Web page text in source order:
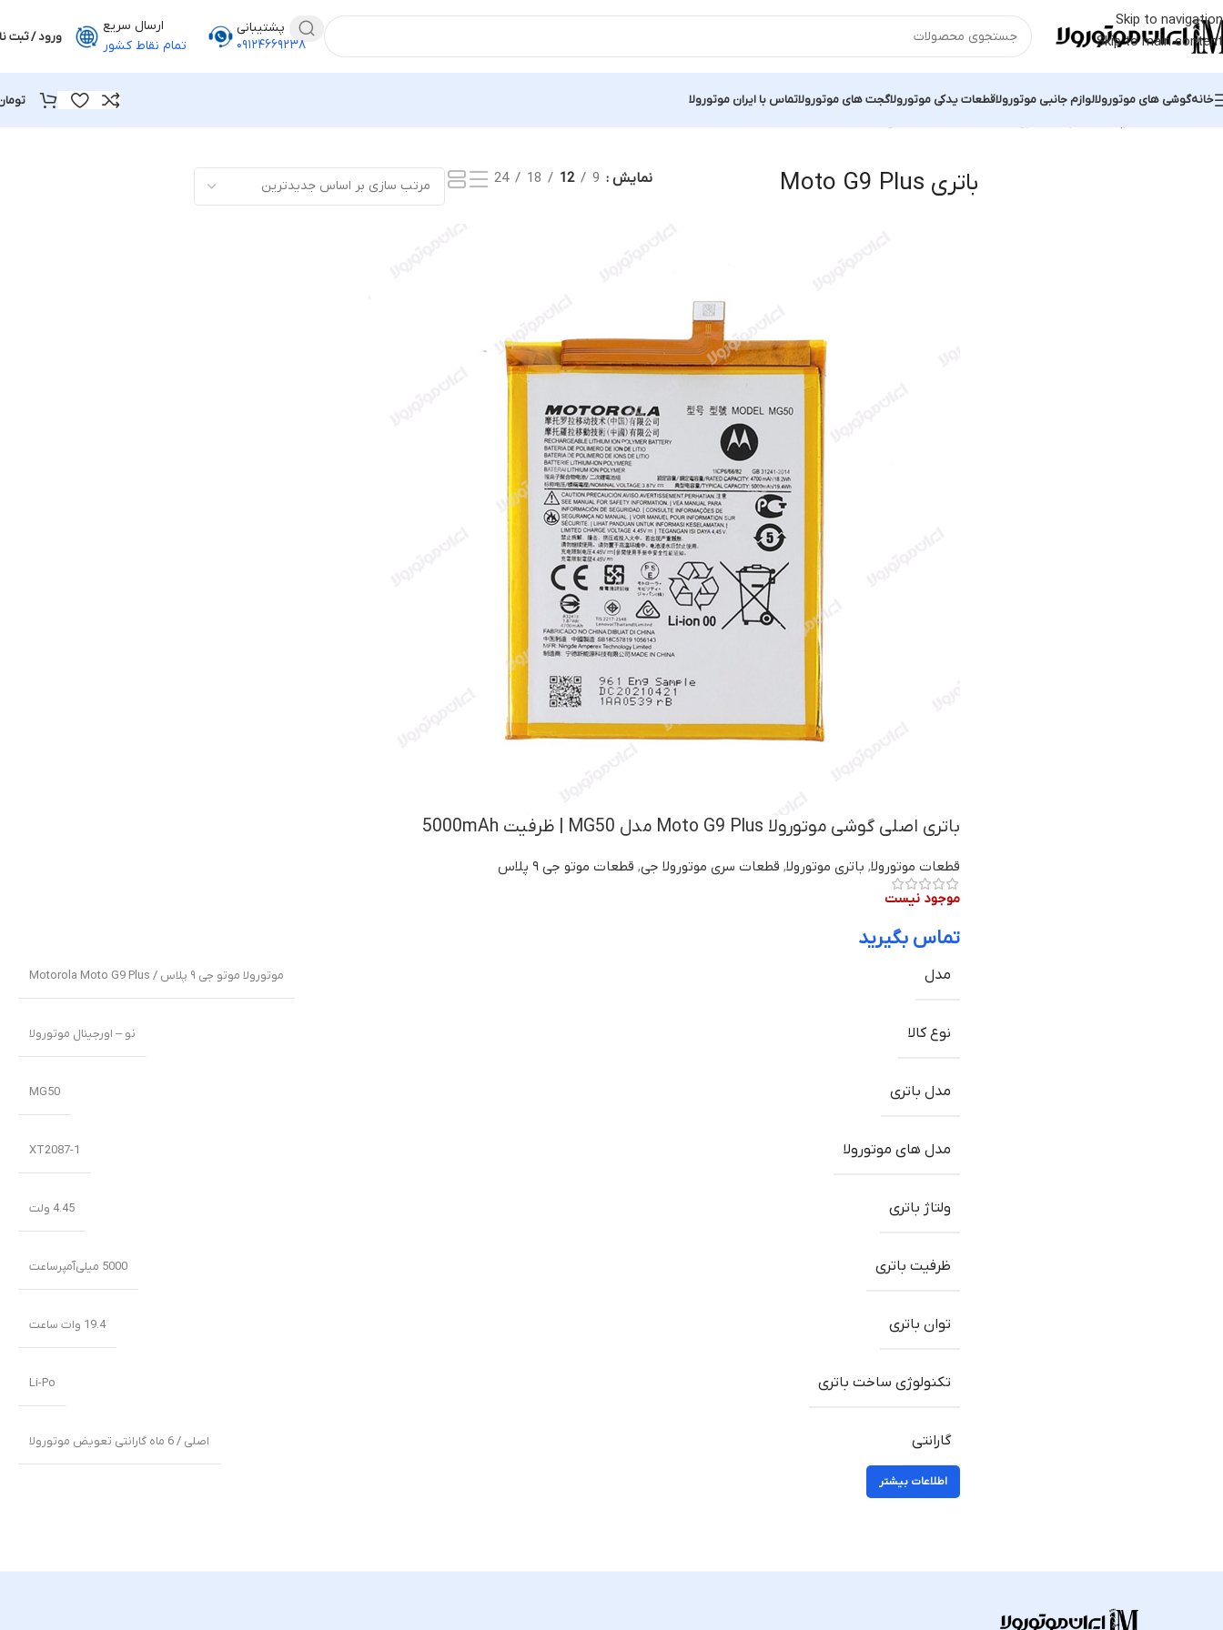
Skip to navigation
Skip to main content
پشتیبانی
۰۹۱۲۴۶۶۹۲۳۸
ارسال سریع
تمام نقاط کشور
ورود / ثبت
خانهگوشی های موتورولالوازم جانبی موتورولاقطعات یدکی موتورولاگجت های موتورولاتماس با ایران موتورولا
باتری Moto G9 Plus نمایش 9
12
18
24
باتری اصلی گوشی موتورولا Moto G9 Plus مدل MG50 | ظرفیت 5000mAh
قطعات موتورولا, باتری موتورولا, قطعات سری موتورولا جی, قطعات موتو جی ۹ پلاس
موجود نیست
تماس بگیرید
مدل موتورولا موتو جی ۹ پلاس / Motorola Moto G9 Plus
نوع کالا نو – اورجینال موتورولا
مدل باتری MG50
مدل های موتورولا XT2087-1
ولتاژ باتری 4.45 ولت
ظرفیت باتری 5000 میلی‌‌‌آمپرساعت
توان باتری 19.4 وات ساعت
تکنولوژی ساخت باتری Li-Po
گارانتی اصلی / 6 ماه گارانتی تعویض موتورولا
اطلاعات بیشتر